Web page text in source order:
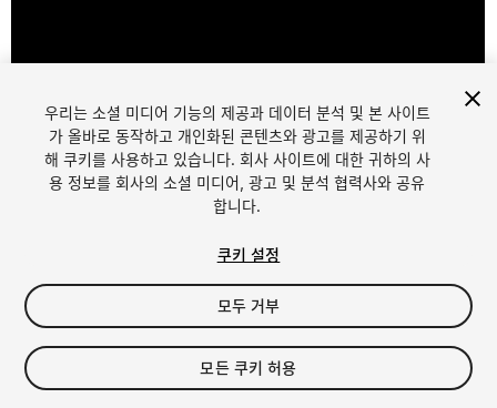
1/14
$42
세금/부가세는 결제 시 반영됩니다.
우리는 소셜 미디어 기능의 제공과 데이터 분석 및 본 사이트
가 올바로 동작하고 개인화된 콘텐츠와 광고를 제공하기 위
해 쿠키를 사용하고 있습니다. 회사 사이트에 대한 귀하의 사
용 정보를 회사의 소셜 미디어, 광고 및 분석 협력사와 공유
합니다.
쿠키 설정
모두 거부
모든 쿠키 허용